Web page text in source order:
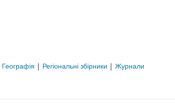
Географія | Регіональні збірники | Журнали